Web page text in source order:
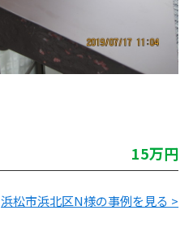
15万円
浜松市浜北区N様の事例を見る >